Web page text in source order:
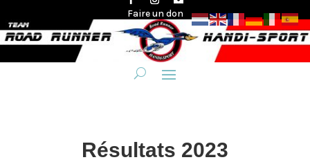
Faire un don
Résultats 2023